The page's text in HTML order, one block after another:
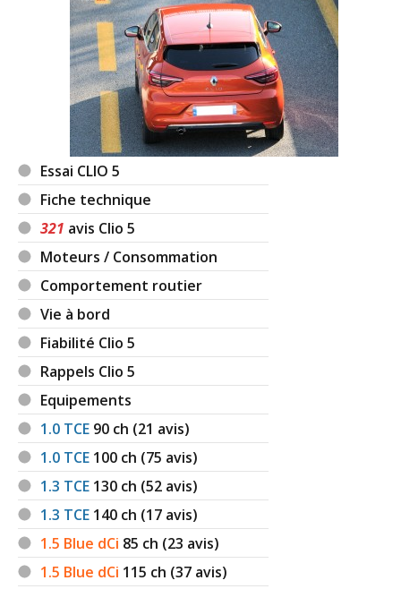
Essai CLIO 5
Fiche technique
321 avis Clio 5
Moteurs / Consommation
Comportement routier
Vie à bord
Fiabilité Clio 5
Rappels Clio 5
Equipements
1.0 TCE 90 ch (21 avis)
1.0 TCE 100 ch (75 avis)
1.3 TCE 130 ch (52 avis)
1.3 TCE 140 ch (17 avis)
1.5 Blue dCi 85 ch (23 avis)
1.5 Blue dCi 115 ch (37 avis)